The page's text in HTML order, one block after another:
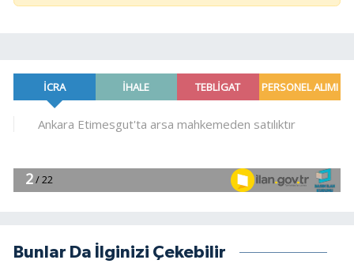
Bunlar Da İlginizi Çekebilir